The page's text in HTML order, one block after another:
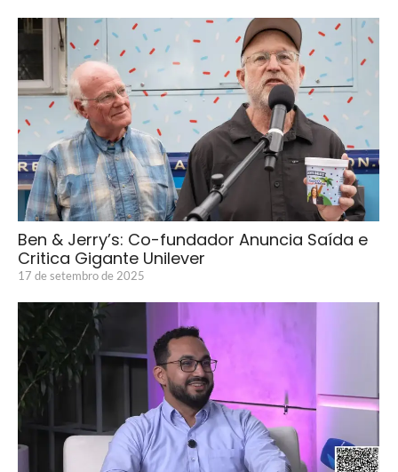
Ben & Jerry’s: Co-fundador Anuncia Saída e
Critica Gigante Unilever
17 de setembro de 2025